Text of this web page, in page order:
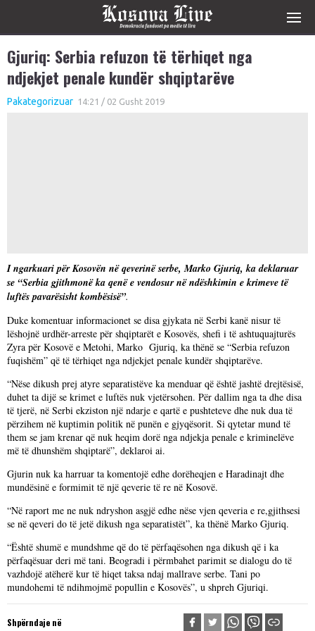
Gjuriq: Serbia refuzon të tërhiqet nga
ndjekjet penale kundër shqiptarëve
Pakategorizuar 14:21 / 02 Gusht 2019
I ngarkuari për Kosovën në qeverinë serbe, Marko Gjuriq, ka deklaruar
se “Serbia gjithmonë ka qenë e vendosur në ndëshkimin e krimeve të
luftës pavarësisht kombësisë”.
Duke komentuar informacionet se disa gjykata në Serbi kanë nisur të
lëshojnë urdhër-arreste për shqiptarët e Kosovës, shefi i të ashtuquajturës
Zyra për Kosovë e Metohi, Marko Gjuriq, ka thënë se “Serbia refuzon
fuqishëm” që të tërhiqet nga ndjekjet penale kundër shqiptarëve.
“Nëse dikush prej atyre separatistëve ka menduar që është jashtë drejtësisë,
duhet ta dijë se krimet e luftës nuk vjetërsohen. Për dallim nga ta dhe disa
të tjerë, në Serbi ekziston një ndarje e qartë e pushteteve dhe nuk dua të
përzihem në kuptimin politik në punën e gjyqësorit. Si qytetar mund të
them se jam krenar që nuk heqim dorë nga ndjekja penale e kriminelëve
më të dhunshëm shqiptarë”, deklaroi ai.
Gjurin nuk ka harruar ta komentojë edhe dorëheqjen e Haradinajt dhe
mundësinë e formimit të një qeverie të re në Kosovë.
“Në raport me ne nuk ndryshon asgjë edhe nëse vjen qeveria e re,gjithsesi
se në qeveri do të jetë dikush nga separatistët”, ka thënë Marko Gjuriq.
“Është shumë e mundshme që do të përfaqësohen nga dikush që i ka
përfaqësuar deri më tani. Beogradi i përmbahet parimit se dialogu do të
vazhdojë atëherë kur të hiqet taksa ndaj mallrave serbe. Tani po
mundohemi të ndihmojmë popullin e Kosovës”, u shpreh Gjuriqi.
Shpërndaje në